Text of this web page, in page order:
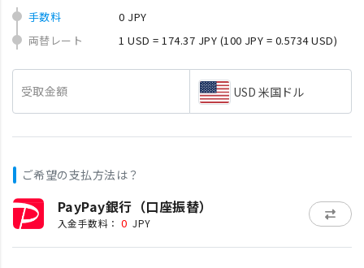
手数料
0 JPY
両替レート
1 USD = 174.37 JPY (100 JPY = 0.5734 USD)
受取金額 USD 米国ドル
ご希望の支払方法は？
PayPay銀行（口座振替）
入金手数料： 0 JPY